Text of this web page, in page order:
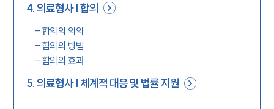
4.의료형사 | 합의
- 합의의 의의
- 합의의 방법
- 합의의 효과
5.의료형사 | 체계적 대응 및 법률 지원